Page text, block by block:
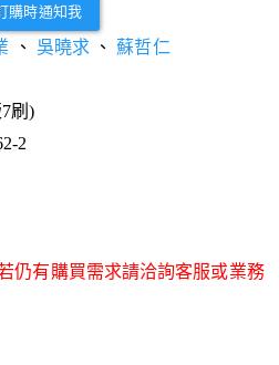
購時通知我
、 吳曉求 、蘇哲仁
刷)
2
仍有購買需求請洽詢客服或業務